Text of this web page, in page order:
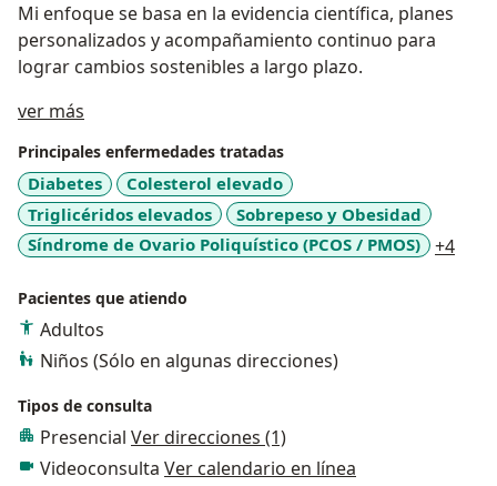
Mi enfoque se basa en la evidencia científica, planes
personalizados y acompañamiento continuo para
lograr cambios sostenibles a largo plazo.
ver más
Principales enfermedades tratadas
Diabetes
Colesterol elevado
Triglicéridos elevados
Sobrepeso y Obesidad
Síndrome de Ovario Poliquístico (PCOS / PMOS)
+4
Pacientes que atiendo
Adultos
Niños (Sólo en algunas direcciones)
Tipos de consulta
Presencial Ver direcciones (1)
Videoconsulta Ver calendario en línea